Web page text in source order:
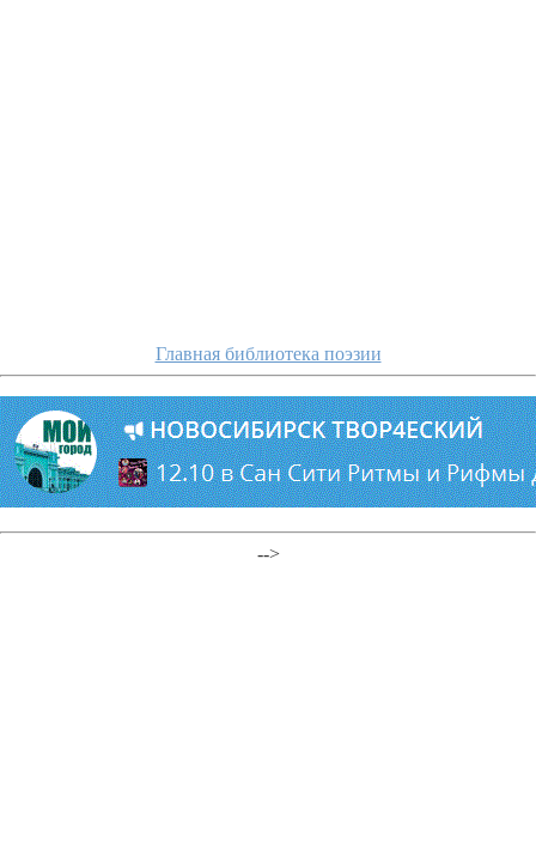
Главная библиотека поэзии
-->